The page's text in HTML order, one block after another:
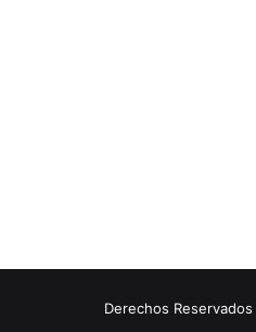
Derechos